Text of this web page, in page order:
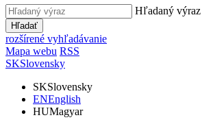
Hľadaný výraz
Hľadať
rozšírené vyhľadávanie
Mapa webu RSS
SKSlovensky
SKSlovensky
ENEnglish
HUMagyar